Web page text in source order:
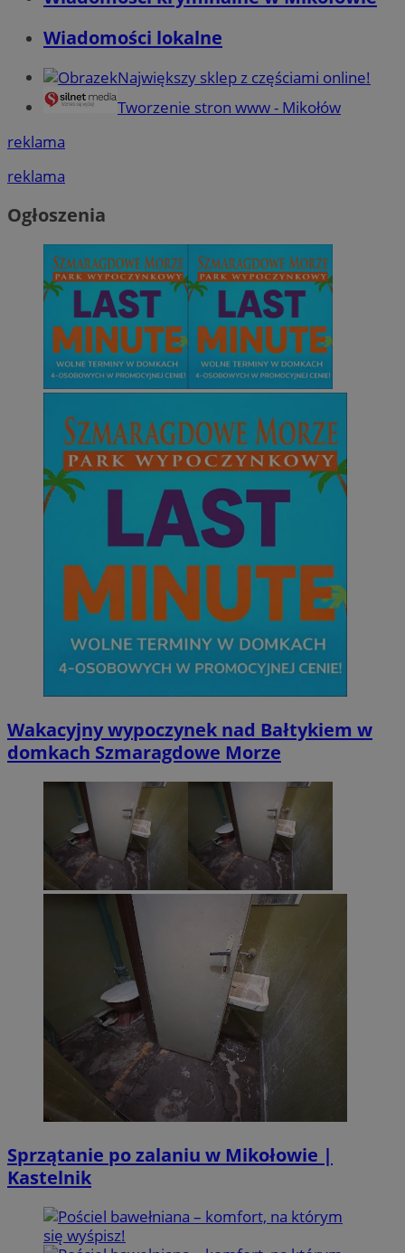
Wiadomości lokalne
Największy sklep z częściami online!
Tworzenie stron www - Mikołów
reklama
reklama
Ogłoszenia
Wakacyjny wypoczynek nad Bałtykiem w
domkach Szmaragdowe Morze
Sprzątanie po zalaniu w Mikołowie |
Kastelnik